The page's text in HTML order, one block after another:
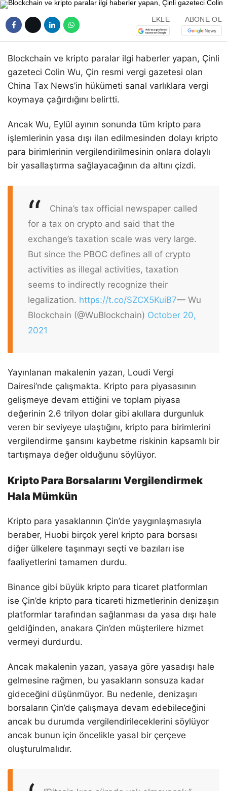
EKLE ABONE OL
Blockchain ve kripto paralar ilgi haberler yapan, Çinli
gazeteci Colin Wu, Çin resmi vergi gazetesi olan
China Tax News’in hükümeti sanal varlıklara vergi
koymaya çağırdığını belirtti.
Ancak Wu, Eylül ayının sonunda tüm kripto para
işlemlerinin yasa dışı ilan edilmesinden dolayı kripto
para birimlerinin vergilendirilmesinin onlara dolaylı
bir yasallaştırma sağlayacağının da altını çizdi.
China’s tax official newspaper called
for a tax on crypto and said that the
exchange’s taxation scale was very large.
But since the PBOC defines all of crypto
activities as illegal activities, taxation
seems to indirectly recognize their
legalization. https://t.co/SZCX5KuiB7— Wu
Blockchain (@WuBlockchain) October 20,
2021
Yayınlanan makalenin yazarı, Loudi Vergi
Dairesi’nde çalışmakta. Kripto para piyasasının
gelişmeye devam ettiğini ve toplam piyasa
değerinin 2.6 trilyon dolar gibi akıllara durgunluk
veren bir seviyeye ulaştığını, kripto para birimlerini
vergilendirme şansını kaybetme riskinin kapsamlı bir
tartışmaya değer olduğunu söylüyor.
Kripto Para Borsalarını Vergilendirmek
Hala Mümkün
Kripto para yasaklarının Çin’de yaygınlaşmasıyla
beraber, Huobi birçok yerel kripto para borsası
diğer ülkelere taşınmayı seçti ve bazıları ise
faaliyetlerini tamamen durdu.
Binance gibi büyük kripto para ticaret platformları
ise Çin’de kripto para ticareti hizmetlerinin denizaşırı
platformlar tarafından sağlanması da yasa dışı hale
geldiğinden, anakara Çin’den müşterilere hizmet
vermeyi durdurdu.
Ancak makalenin yazarı, yasaya göre yasadışı hale
gelmesine rağmen, bu yasakların sonsuza kadar
gideceğini düşünmüyor. Bu nedenle, denizaşırı
borsaların Çin’de çalışmaya devam edebileceğini
ancak bu durumda vergilendirileceklerini söylüyor
ancak bunun için öncelikle yasal bir çerçeve
oluşturulmalıdır.